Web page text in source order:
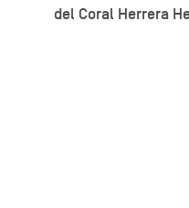
del Coral Herrera